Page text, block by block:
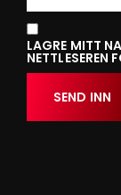
LAGRE MITT
NETTLESEREN